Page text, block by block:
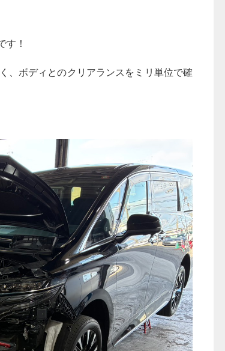
す！
、ボディとのクリアランスをミリ単位で確